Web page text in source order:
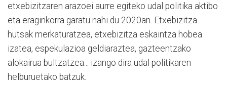
etxebizitzaren arazoei aurre egiteko udal politika aktibo
eta eraginkorra garatu nahi du 2020an. Etxebizitza
hutsak merkaturatzea, etxebizitza eskaintza hobea
izatea, espekulazioa geldiaraztea, gazteentzako
alokairua bultzatzea... izango dira udal politikaren
helburuetako batzuk.